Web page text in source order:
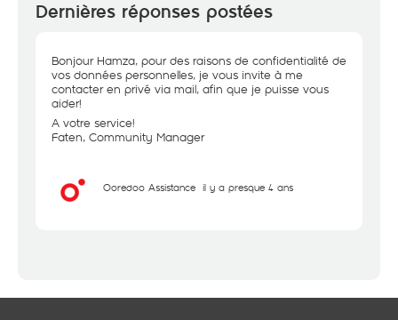
Dernières réponses postées
Bonjour Hamza, pour des raisons de confidentialité de
vos données personnelles, je vous invite à me
contacter en privé via mail, afin que je puisse vous
aider!
A votre service!
Faten, Community Manager
Ooredoo Assistance il y a presque 4 ans